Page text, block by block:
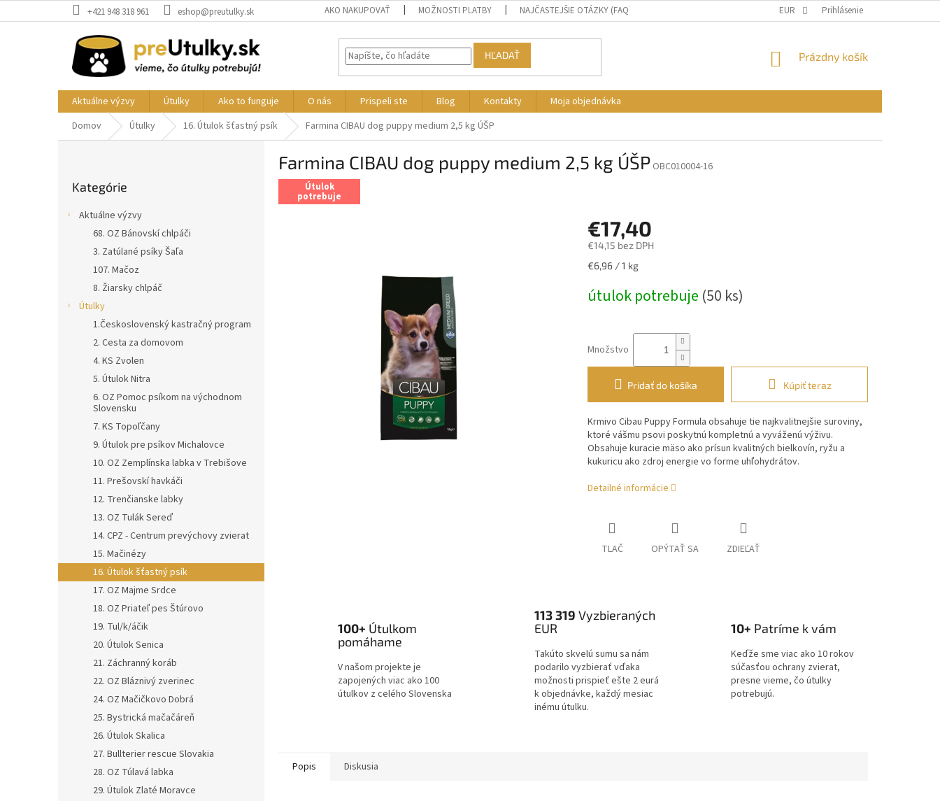
na
+421 948 318 961 eshop@preutulky.sk AKO NAKUPOVAŤ MOŽNOSTI PLATBY NAJČASTEJŠIE OTÁZKY (FAQ) PODMIENKY OCHRANY OSOBNÝCH
EUR Prihlásenie
HĽADAŤ
NÁKUPNÝ
Prázdny košík
Aktuálne výzvy Útulky Ako to funguje O nás Prispeli ste Blog Kontakty
Moja objednávka
Domov
Útulky 16. Útulok šťastný psík Farmina CIBAU dog puppy medium 2,5 kg ÚŠP
kategórie
Kategórie
Aktuálne výzvy
68. OZ Bánovskí chlpáči
3. Zatúlané psíky Šaľa
107. Mačoz
8. Žiarsky chlpáč
Útulky
1.Československý kastračný program
2. Cesta za domovom
4. KS Zvolen
5. Útulok Nitra
6. OZ Pomoc psíkom na východnom
Slovensku
7. KS Topoľčany
9. Útulok pre psíkov Michalovce
10. OZ Zemplínska labka v Trebišove
11. Prešovskí havkáči
12. Trenčianske labky
13. OZ Tulák Sereď
14. CPZ - Centrum prevýchovy zvierat
15. Mačinézy
16. Útulok šťastný psík
17. OZ Majme Srdce
18. OZ Priateľ pes Štúrovo
19. Tul/k/áčik
20. Útulok Senica
21. Záchranný koráb
22. OZ Bláznivý zverinec
24. OZ Mačičkovo Dobrá
25. Bystrická mačačáreň
26. Útulok Skalica
27. Bullterier rescue Slovakia
28. OZ Túlavá labka
29. Útulok Zlaté Moravce
Farmina CIBAU dog puppy medium 2,5 kg ÚŠP OBC010004-16
Útulok
potrebuje
€17,40
€14,15 bez DPH
Jednotková
€6,96 / 1 kg
útulok potrebuje (50 ks)
Množstvo
Pridať do košíka Kúpiť teraz
Krmivo Cibau Puppy Formula obsahuje tie najkvalitnejšie suroviny,
ktoré vášmu psovi poskytnú kompletnú a vyváženú výživu.
Obsahuje kuracie mäso ako prísun kvalitných bielkovín, ryžu a
kukuricu ako zdroj energie vo forme uhľohydrátov.
Detailné informácie
TLAČ OPÝTAŤ SA ZDIEĽAŤ
100+ Útulkom
pomáhame
V našom projekte je
zapojených viac ako 100
útulkov z celého Slovenska
113 319 Vyzbieraných
EUR
Takúto skvelú sumu sa nám
podarilo vyzbierať vďaka
možnosti prispieť ešte 2 eurá
k objednávke, každý mesiac
inému útulku.
10+ Patríme k vám
Keďže sme viac ako 10 rokov
súčasťou ochrany zvierat,
presne vieme, čo útulky
potrebujú.
Popis Diskusia